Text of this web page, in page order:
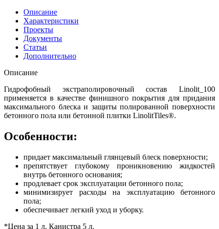
Описание
Характеристики
Проекты
Документы
Статьи
Дополнительно
Описание
Гидрофобный экстраполировочный состав Linolit_100
применяется в качестве финишного покрытия для придания
максимального блеска и защиты полированной поверхности
бетонного пола или бетонной плитки LinolitTiles®.
Особенности:
придает максимальный глянцевый блеск поверхности;
препятствует глубокому проникновению жидкостей
внутрь бетонного основания;
продлевает срок эксплуатации бетонного пола;
минимизирует расходы на эксплуатацию бетонного
пола;
обеспечивает легкий уход и уборку.
*Цена за 1 л. Канистра 5 л.